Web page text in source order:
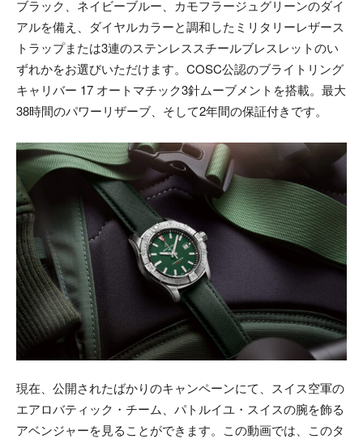
ブラック、ネイビーブルー、カモフラージュグリーンのダイ
アルを備え、ダイヤルカラーと調和したミリタリーレザース
トラップまたは3連のステンレススチールブレスレットのい
ずれかをお選びいただけます。COSC公認のブライトリング
キャリバー 17 オートマチック3針ムーブメントを搭載。最大
38時間のパワーリザーブ、そして2年間の保証付きです。
現在、公開されたばかりのキャンペーンにて、スイス空軍の
エアロバティック・チーム、パトルイユ・スイスの腕を飾る
アベンジャーを見ることができます。この動画では、このタ